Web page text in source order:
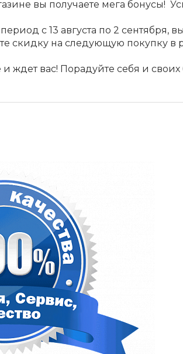
вы получаете мега бонусы!
с 13 августа по 2
скидку на следующую покупку в
ждет вас! Порадуйте себя и